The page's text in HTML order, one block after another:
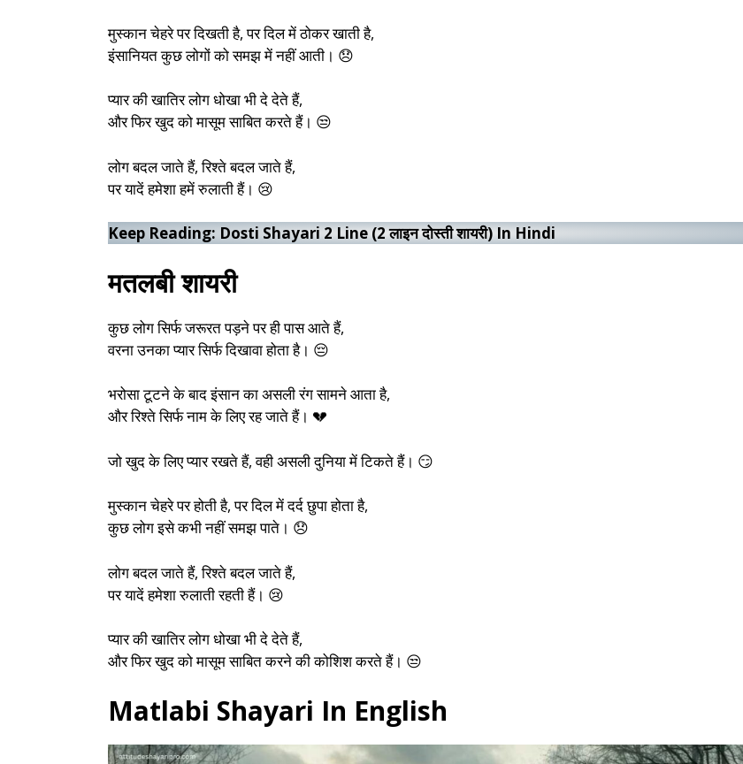
मुस्कान चेहरे पर दिखती है, पर दिल में ठोकर खाती है,
इंसानियत कुछ लोगों को समझ में नहीं आती। 😞
प्यार की खातिर लोग धोखा भी दे देते हैं,
और फिर खुद को मासूम साबित करते हैं। 😒
लोग बदल जाते हैं, रिश्ते बदल जाते हैं,
पर यादें हमेशा हमें रुलाती हैं। 😢
Keep Reading: Dosti Shayari 2 Line (2 लाइन दोस्ती शायरी) In Hindi
मतलबी शायरी
कुछ लोग सिर्फ जरूरत पड़ने पर ही पास आते हैं,
वरना उनका प्यार सिर्फ दिखावा होता है। 😔
भरोसा टूटने के बाद इंसान का असली रंग सामने आता है,
और रिश्ते सिर्फ नाम के लिए रह जाते हैं। 💔
जो खुद के लिए प्यार रखते हैं, वही असली दुनिया में टिकते हैं। 😏
मुस्कान चेहरे पर होती है, पर दिल में दर्द छुपा होता है,
कुछ लोग इसे कभी नहीं समझ पाते। 😞
लोग बदल जाते हैं, रिश्ते बदल जाते हैं,
पर यादें हमेशा रुलाती रहती हैं। 😢
प्यार की खातिर लोग धोखा भी दे देते हैं,
और फिर खुद को मासूम साबित करने की कोशिश करते हैं। 😒
Matlabi Shayari In English